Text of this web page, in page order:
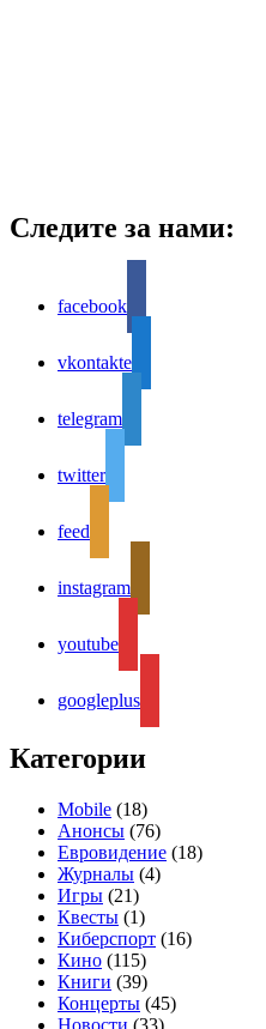
Следите за нами:
facebook
vkontakte
telegram
twitter
feed
instagram
youtube
googleplus
Категории
Mobile (18)
Анонсы (76)
Евровидение (18)
Журналы (4)
Игры (21)
Квесты (1)
Киберспорт (16)
Кино (115)
Книги (39)
Концерты (45)
Новости (33)